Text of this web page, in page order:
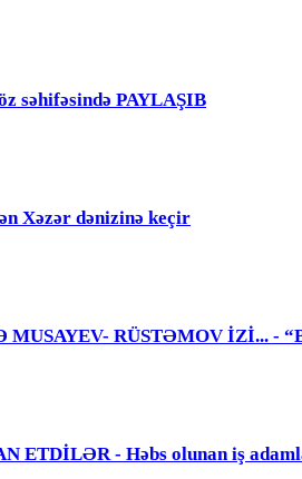
səhifəsində PAYLAŞIB
Xəzər dənizinə keçir
RÜSTƏMOV İZİ... -
ETDİLƏR - Həbs olunan iş